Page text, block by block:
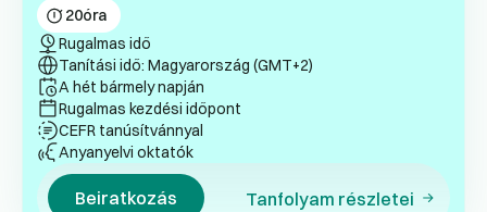
20óra
Rugalmas idő
Tanítási idő: Magyarország (GMT+2)
A hét bármely napján
Rugalmas kezdési időpont
CEFR tanúsítvánnyal
Anyanyelvi oktatók
Beiratkozás Tanfolyam részletei